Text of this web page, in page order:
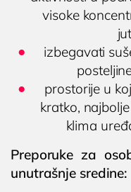
visoke
izbegavati
prostorije u
kratko,
klima
Preporuke za
unutrašnje sredine: